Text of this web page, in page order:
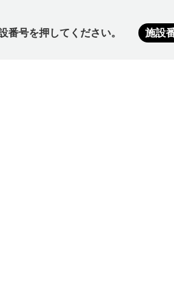
番号を押してください。 施設